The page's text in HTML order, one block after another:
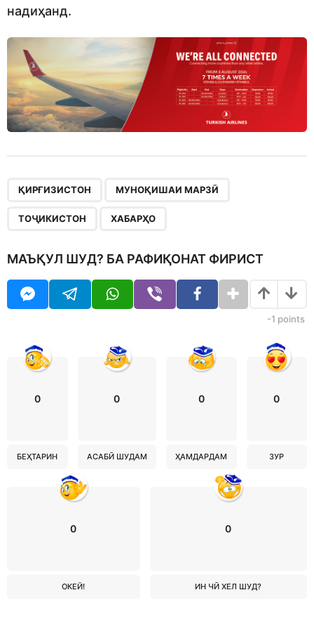
надиҳанд.
ҚИРҒИЗИСТОН МУНОҚИШАИ МАРЗӢ
ТОҶИКИСТОН ХАБАРҲО
МАЪҚУЛ ШУД? БА РАФИҚОНАТ ФИРИСТ
-1 points
0
БЕҲТАРИН
0
АСАБӢ ШУДАМ
0
ҲАМДАРДАМ
0
ЗУР
0
ОКЕЙ!
0
ИН ЧӢ ХЕЛ ШУД?